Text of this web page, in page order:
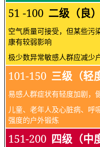
51 -100 二级（良）
空气质量可接受，但某些污
康有较弱影响
极少数异常敏感人群应减少
101-150 三级（轻
易感人群症状有轻度加剧，
儿童、老年人及心脏病、呼
强度的户外锻炼
151-200 四级（中